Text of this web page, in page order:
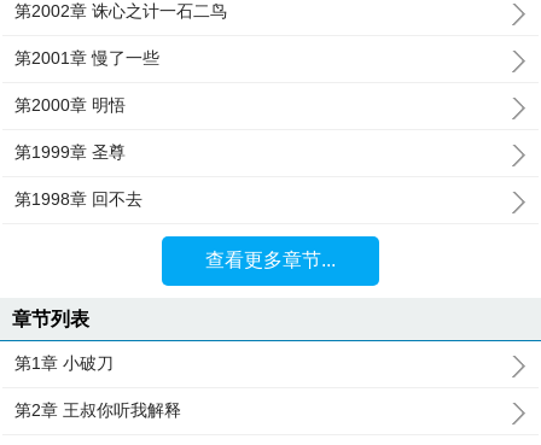
第2002章 诛心之计一石二鸟
第2001章 慢了一些
第2000章 明悟
第1999章 圣尊
第1998章 回不去
查看更多章节...
章节列表
第1章 小破刀
第2章 王叔你听我解释